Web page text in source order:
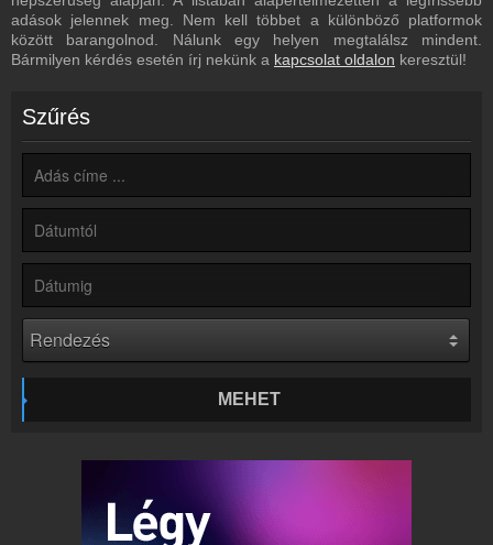
Műsorújság
Jazzy Rádió műsorai
Jazzy Rádió kapcsolatos hírek
Kapcsolat
Írj nekünk!
Partnerek
Rádiós partnerek
Rádió beágyazás
Ágyazd be weboldaladba
Online rádió készítés
Készítés lépésről lépésre
adások jelennek meg. Nem kell többet a különböző platformok
között barangolnod. Nálunk egy helyen megtalálsz mindent.
Bármilyen kérdés esetén írj nekünk a kapcsolat oldalon keresztül!
Szűrés
MEHET